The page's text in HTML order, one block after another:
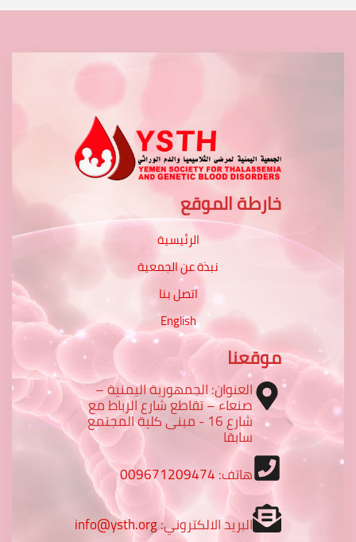
خارطة الموقع
الرئيسية
نبذة عن الجمعية
اتصل بنا
English
موقعنا
العنوان: الجمهورية اليمنية –
صنعاء – تقاطع شارع الرباط مع
شارع 16 - مبنى كلية المجتمع
سابقا
هاتف:009671209474
البريد الالكتروني:info@ysth.org